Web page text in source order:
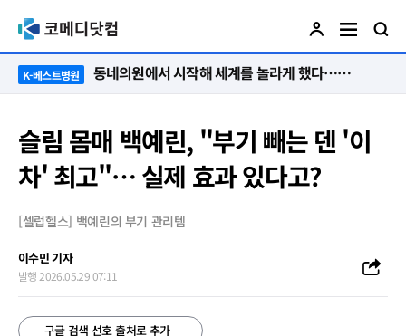
K-베스트병원 “절대 먼저 말하지 않아요. 대신 먼저 듣습니다”
슬림 몸매 백예린, "부기 빼는 덴 '이
차' 최고"… 실제 효과 있다고?
[셀럽헬스] 백예린의 부기 관리템
이수민 기자
발행 2026.05.29 07:11
구글 검색 선호 출처로 추가